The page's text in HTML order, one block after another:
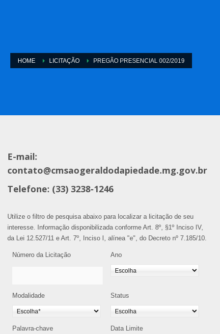
HOME LICITAÇÃO PREGÃO PRESENCIAL 002/2019
E-mail:
contato@cmsaogeraldodapiedade.mg.gov.br
Telefone: (33) 3238-1246
Utilize o filtro de pesquisa abaixo para localizar a licitação de seu
interesse. Informação disponibilizada conforme Art. 8º, §1º Inciso IV,
da Lei 12.527/11 e Art. 7º, Inciso I, alínea "e", do Decreto nº 7.185/10.
Número da Licitação Ano
Modalidade Status
Palavra-chave Data Limite